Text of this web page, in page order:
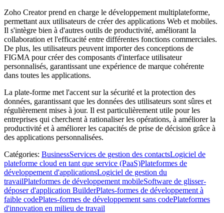
Zoho Creator prend en charge le développement multiplateforme,
permettant aux utilisateurs de créer des applications Web et mobiles.
Il s'intègre bien à d'autres outils de productivité, améliorant la
collaboration et l'efficacité entre différentes fonctions commerciales.
De plus, les utilisateurs peuvent importer des conceptions de
FIGMA pour créer des composants d'interface utilisateur
personnalisés, garantissant une expérience de marque cohérente
dans toutes les applications.
La plate-forme met l'accent sur la sécurité et la protection des
données, garantissant que les données des utilisateurs sont sûres et
régulièrement mises à jour. Il est particulièrement utile pour les
entreprises qui cherchent à rationaliser les opérations, à améliorer la
productivité et à améliorer les capacités de prise de décision grâce à
des applications personnalisées.
Catégories: BusinessServices de gestion des contactsLogiciel de
plateforme cloud en tant que service (PaaS)Plateformes de
développement d'applicationsLogiciel de gestion du
travailPlateformes de développement mobileSoftware de glisser-
déposer d'application BuilderPlates-formes de développement à
faible codePlates-formes de développement sans codePlateformes
d'innovation en milieu de travail